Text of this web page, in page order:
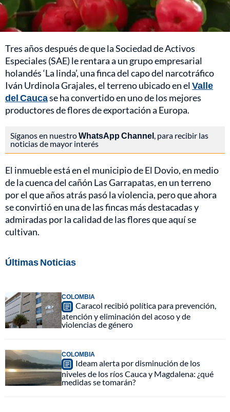
Tres años después de que la Sociedad de Activos
Especiales (SAE) le rentara a un grupo empresarial
holandés ‘La linda’, una finca del capo del narcotráfico
Iván Urdinola Grajales, el terreno ubicado en elValle
del Caucase ha convertido en uno de los mejores
productores de flores de exportación a Europa.
Síganos en nuestroWhatsApp Channel , para recibir las
noticias de mayor interés
El inmueble está en el municipio de El Dovio, en medio
de la cuenca del cañón Las Garrapatas, en un terreno
por el que años atrás pasó la violencia, pero que ahora
se convirtió en una de las fincas más destacadas y
admiradas por la calidad de las flores que aquí se
cultivan.
Últimas Noticias
COLOMBIA
Caracol recibió política para prevención,
atención y eliminación del acoso y de
violencias de género
COLOMBIA
Ideam alerta por disminución de los
niveles de los ríos Cauca y Magdalena: ¿qué
medidas se tomarán?